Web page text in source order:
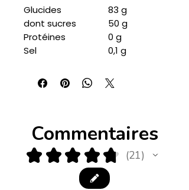
Glucides
83 g
dont sucres
50 g
Protéines
0 g
Sel
0,1 g
Commentaires
★ ★ ★ ★ ★ 21
21